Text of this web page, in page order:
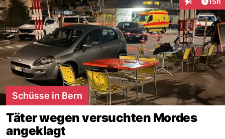
Schüsse in Bern
Täter wegen versuchten Mordes
angeklagt